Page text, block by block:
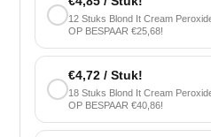
12 Stuks Blond It Cream
OP BESPAAR €25,68!
€4,72 / Stuk!
18 Stuks Blond It Cream
OP BESPAAR €40,86!